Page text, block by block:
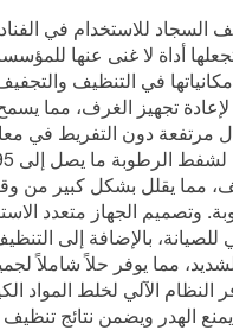
السجاد للاستخدام في
أداة لا غنى عنها
في التنظيف
لإعادة تجهيز الغرف، مما
مرتفعة دون التفريط في
مما يقلل بشكل كبير من
وتصميم الجهاز متعدد
للصيانة، بالإضافة إلى
مما يوفر حلاً شاملاً
النظام الآلي لخلط المواد
يمنع الهدر ويضمن نتائج